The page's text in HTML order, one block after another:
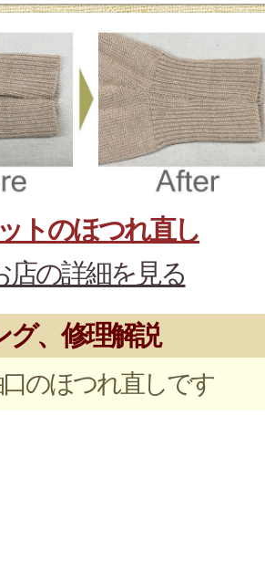
トのほつれ直し
店の詳細を見る
グ、修理解説
のほつれ直しです